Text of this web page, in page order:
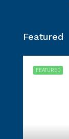
Featured
FEATURED